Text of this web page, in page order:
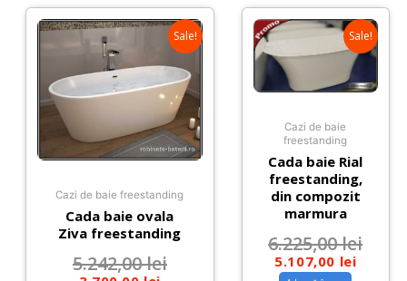
Sale!
Cazi de baie freestanding
Cada baie ovala
Ziva freestanding
5.242,00lei
Sale!
Cazi de baie
freestanding
Cada baie Rial
freestanding,
din compozit
marmura
6.225,00lei
5.107,00 lei